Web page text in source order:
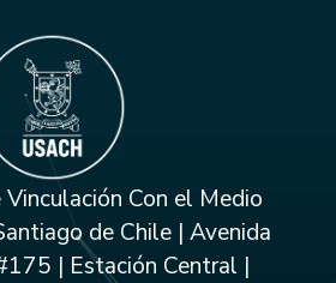
Con el Medio
de Chile | Avenida
| Estación Central |